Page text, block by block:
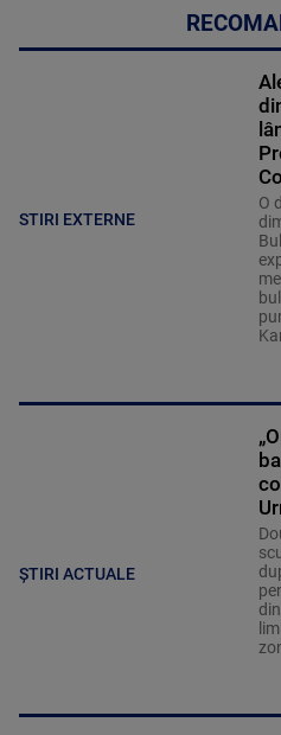
STIRI EXTERNE
O
ȘTIRI ACTUALE